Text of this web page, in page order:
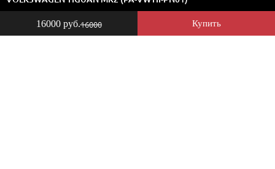
16000 руб.16000 Купить